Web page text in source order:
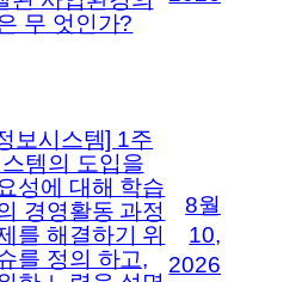
무 엇인가?
보시스템] 1주
템의 도입을
성에 대해 학습
경영활동 과정
를 해결하기 위
를 정의 하고,
8월
10,
2026